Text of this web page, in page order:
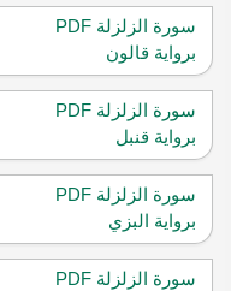
سورة الزلزلة PDF
برواية قالون
سورة الزلزلة PDF
برواية قنبل
سورة الزلزلة PDF
برواية البزي
سورة الزلزلة PDF